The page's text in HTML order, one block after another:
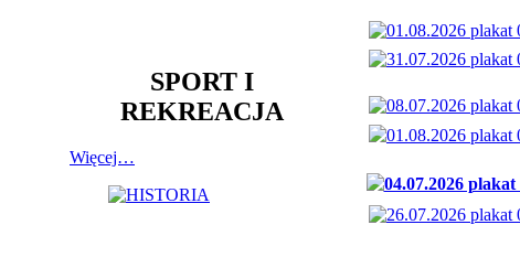
SPORT I
REKREACJA
Więcej…